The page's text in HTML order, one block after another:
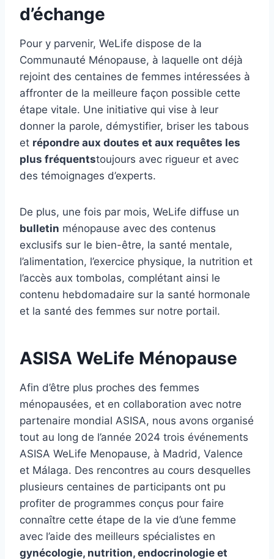
d’échange
Pour y parvenir, WeLife dispose de la
Communauté Ménopause, à laquelle ont déjà
rejoint des centaines de femmes intéressées à
affronter de la meilleure façon possible cette
étape vitale. Une initiative qui vise à leur
donner la parole, démystifier, briser les tabous
et répondre aux doutes et aux requêtes les
plus fréquentstoujours avec rigueur et avec
des témoignages d’experts.
De plus, une fois par mois, WeLife diffuse un
bulletin ménopause avec des contenus
exclusifs sur le bien-être, la santé mentale,
l’alimentation, l’exercice physique, la nutrition et
l’accès aux tombolas, complétant ainsi le
contenu hebdomadaire sur la santé hormonale
et la santé des femmes sur notre portail.
ASISA WeLife Ménopause
Afin d’être plus proches des femmes
ménopausées, et en collaboration avec notre
partenaire mondial ASISA, nous avons organisé
tout au long de l’année 2024 trois événements
ASISA WeLife Menopause, à Madrid, Valence
et Málaga. Des rencontres au cours desquelles
plusieurs centaines de participants ont pu
profiter de programmes conçus pour faire
connaître cette étape de la vie d’une femme
avec l’aide des meilleurs spécialistes en
gynécologie, nutrition, endocrinologie et